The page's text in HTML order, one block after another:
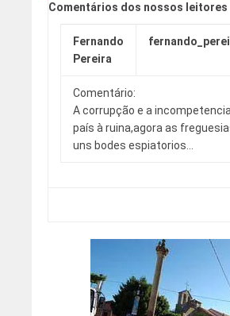
Comentários dos nossos leitores
Fernando
Pereira
Comentário:
A corrupção e a
país à ruina,agora as
uns bodes espiatorios…